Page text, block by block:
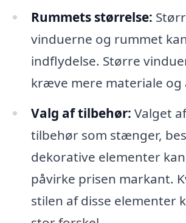
Rummets størrelse:
vinduerne og rummet
indflydelse. Større
kræve mere materiale og
Valg af tilbehør: Valget
tilbehør som stænger,
dekorative elementer
påvirke prisen markant.
stilen af disse elementer